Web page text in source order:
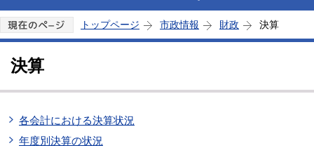
トップページ 市政情報 財政 決算
決算
各会計における決算状況
年度別決算の状況